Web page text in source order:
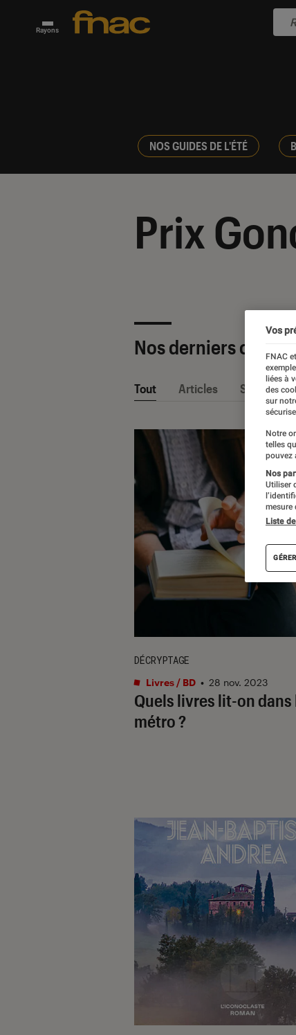
Rayons
NOS GUIDES DE L'ÉTÉ
Prix
Nos derniers
Tout Articles
Quels livres lit-on dans
métro ?
DÉCRYPTAGE
Livres / BD • 28 nov. 2023
Vos
FNAC
liées à
des
sur
Notre
telles
pouvez
Nos
Utiliser
mesure
Liste